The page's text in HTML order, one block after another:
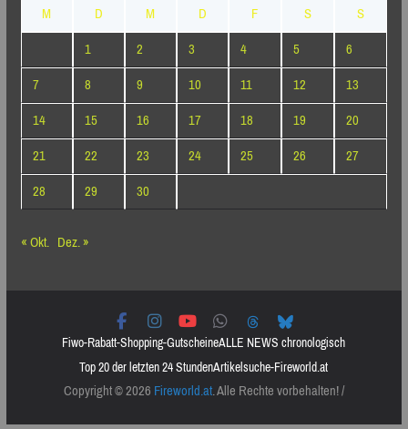
M
D M D F S
S
1
2 3 4 5
6
7
8 9 10 11 12
13
14
15 16 17 18 19
20
21
22 23 24 25 26
27
28
29
30
« Okt. Dez. »
Fiwo-Rabatt-Shopping-GutscheineALLE NEWS chronologisch
Top 20 der letzten 24 StundenArtikelsuche-Fireworld.at
Copyright © 2026Fireworld.at. Alle Rechte vorbehalten! /